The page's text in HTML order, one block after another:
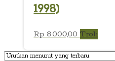
1998)
Rp8.000,00 Troli